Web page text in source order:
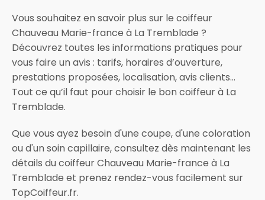
Vous souhaitez en savoir plus sur le coiffeur
Chauveau Marie-france à La Tremblade ?
Découvrez toutes les informations pratiques pour
vous faire un avis : tarifs, horaires d’ouverture,
prestations proposées, localisation, avis clients…
Tout ce qu’il faut pour choisir le bon coiffeur à La
Tremblade.
Que vous ayez besoin d'une coupe, d'une coloration
ou d'un soin capillaire, consultez dès maintenant les
détails du coiffeur Chauveau Marie-france à La
Tremblade et prenez rendez-vous facilement sur
TopCoiffeur.fr.